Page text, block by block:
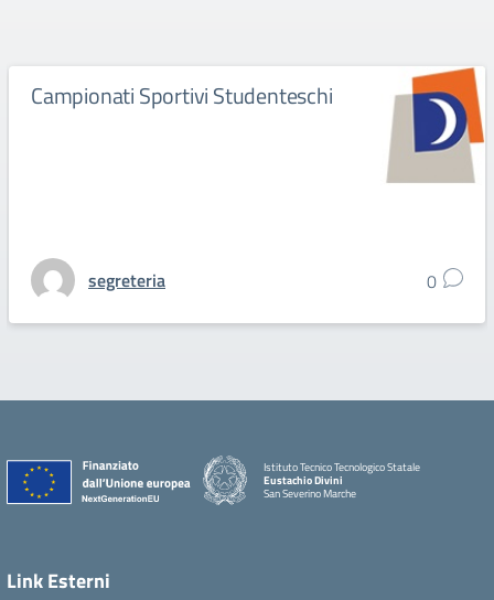
Campionati Sportivi Studenteschi
segreteria 0
Istituto Tecnico Tecnologico Statale
Eustachio Divini
San Severino Marche
Link Esterni